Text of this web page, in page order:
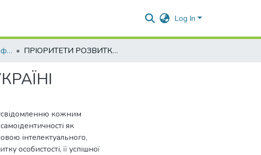
Log In
Друковані видання. Кафедра фінансів, економічних досліджень і туризму ПРІОРИТЕТИ РОЗВИТКУ ВИЩОЇ ОСВІТИ В УКРАЇНІ
кожним
як
інтелектуального,
особистості, її успішної